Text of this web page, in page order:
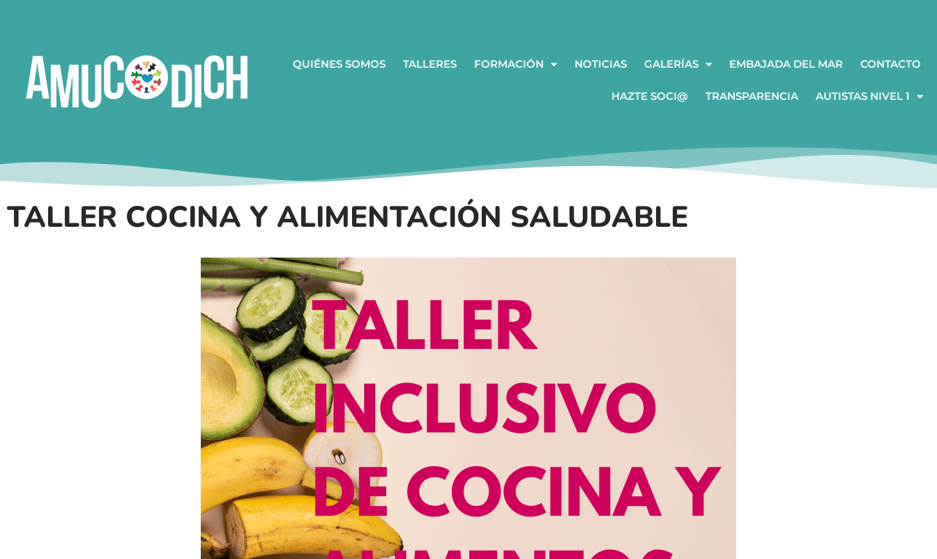
QUIÉNES SOMOS TALLERES FORMACIÓN NOTICIAS GALERÍAS EMBAJADA DEL MAR CONTACTO
HAZTE SOCI@ TRANSPARENCIA AUTISTAS NIVEL 1
TALLER COCINA Y ALIMENTACIÓN SALUDABLE